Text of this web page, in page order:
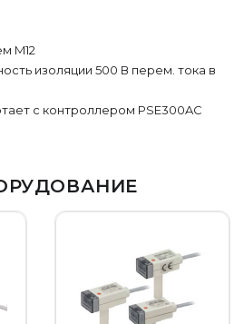
M12
изоляции 500 В перем. тока в
с контроллером PSE300AC